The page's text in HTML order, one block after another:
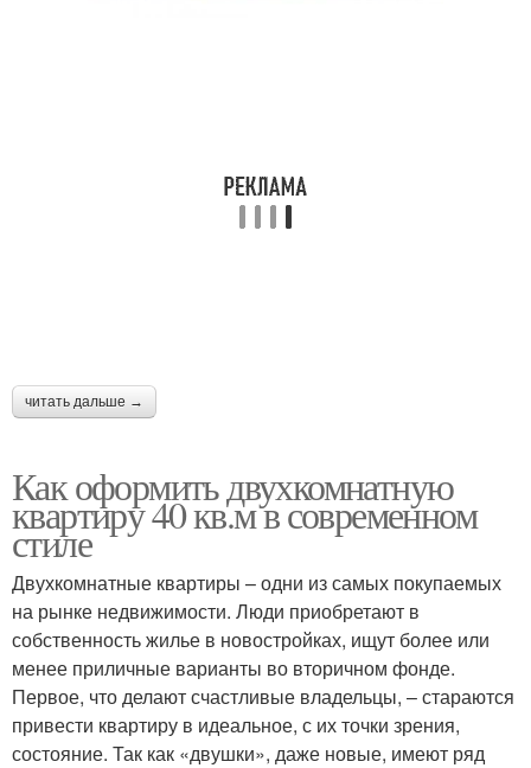
читать дальше →
Как оформить двухкомнатную
квартиру 40 кв.м в современном
стиле
Двухкомнатные квартиры – одни из самых покупаемых
на рынке недвижимости. Люди приобретают в
собственность жилье в новостройках, ищут более или
менее приличные варианты во вторичном фонде.
Первое, что делают счастливые владельцы, – стараются
привести квартиру в идеальное, с их точки зрения,
состояние. Так как «двушки», даже новые, имеют ряд